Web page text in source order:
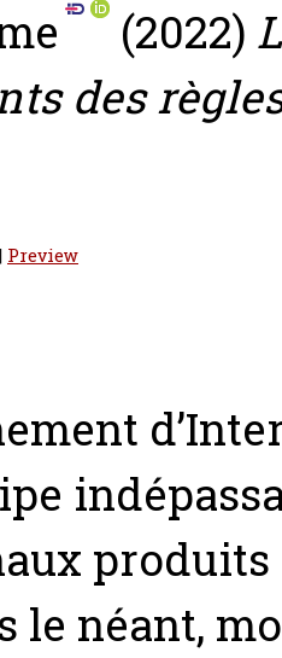
(2022)
des
| Preview
le néant,